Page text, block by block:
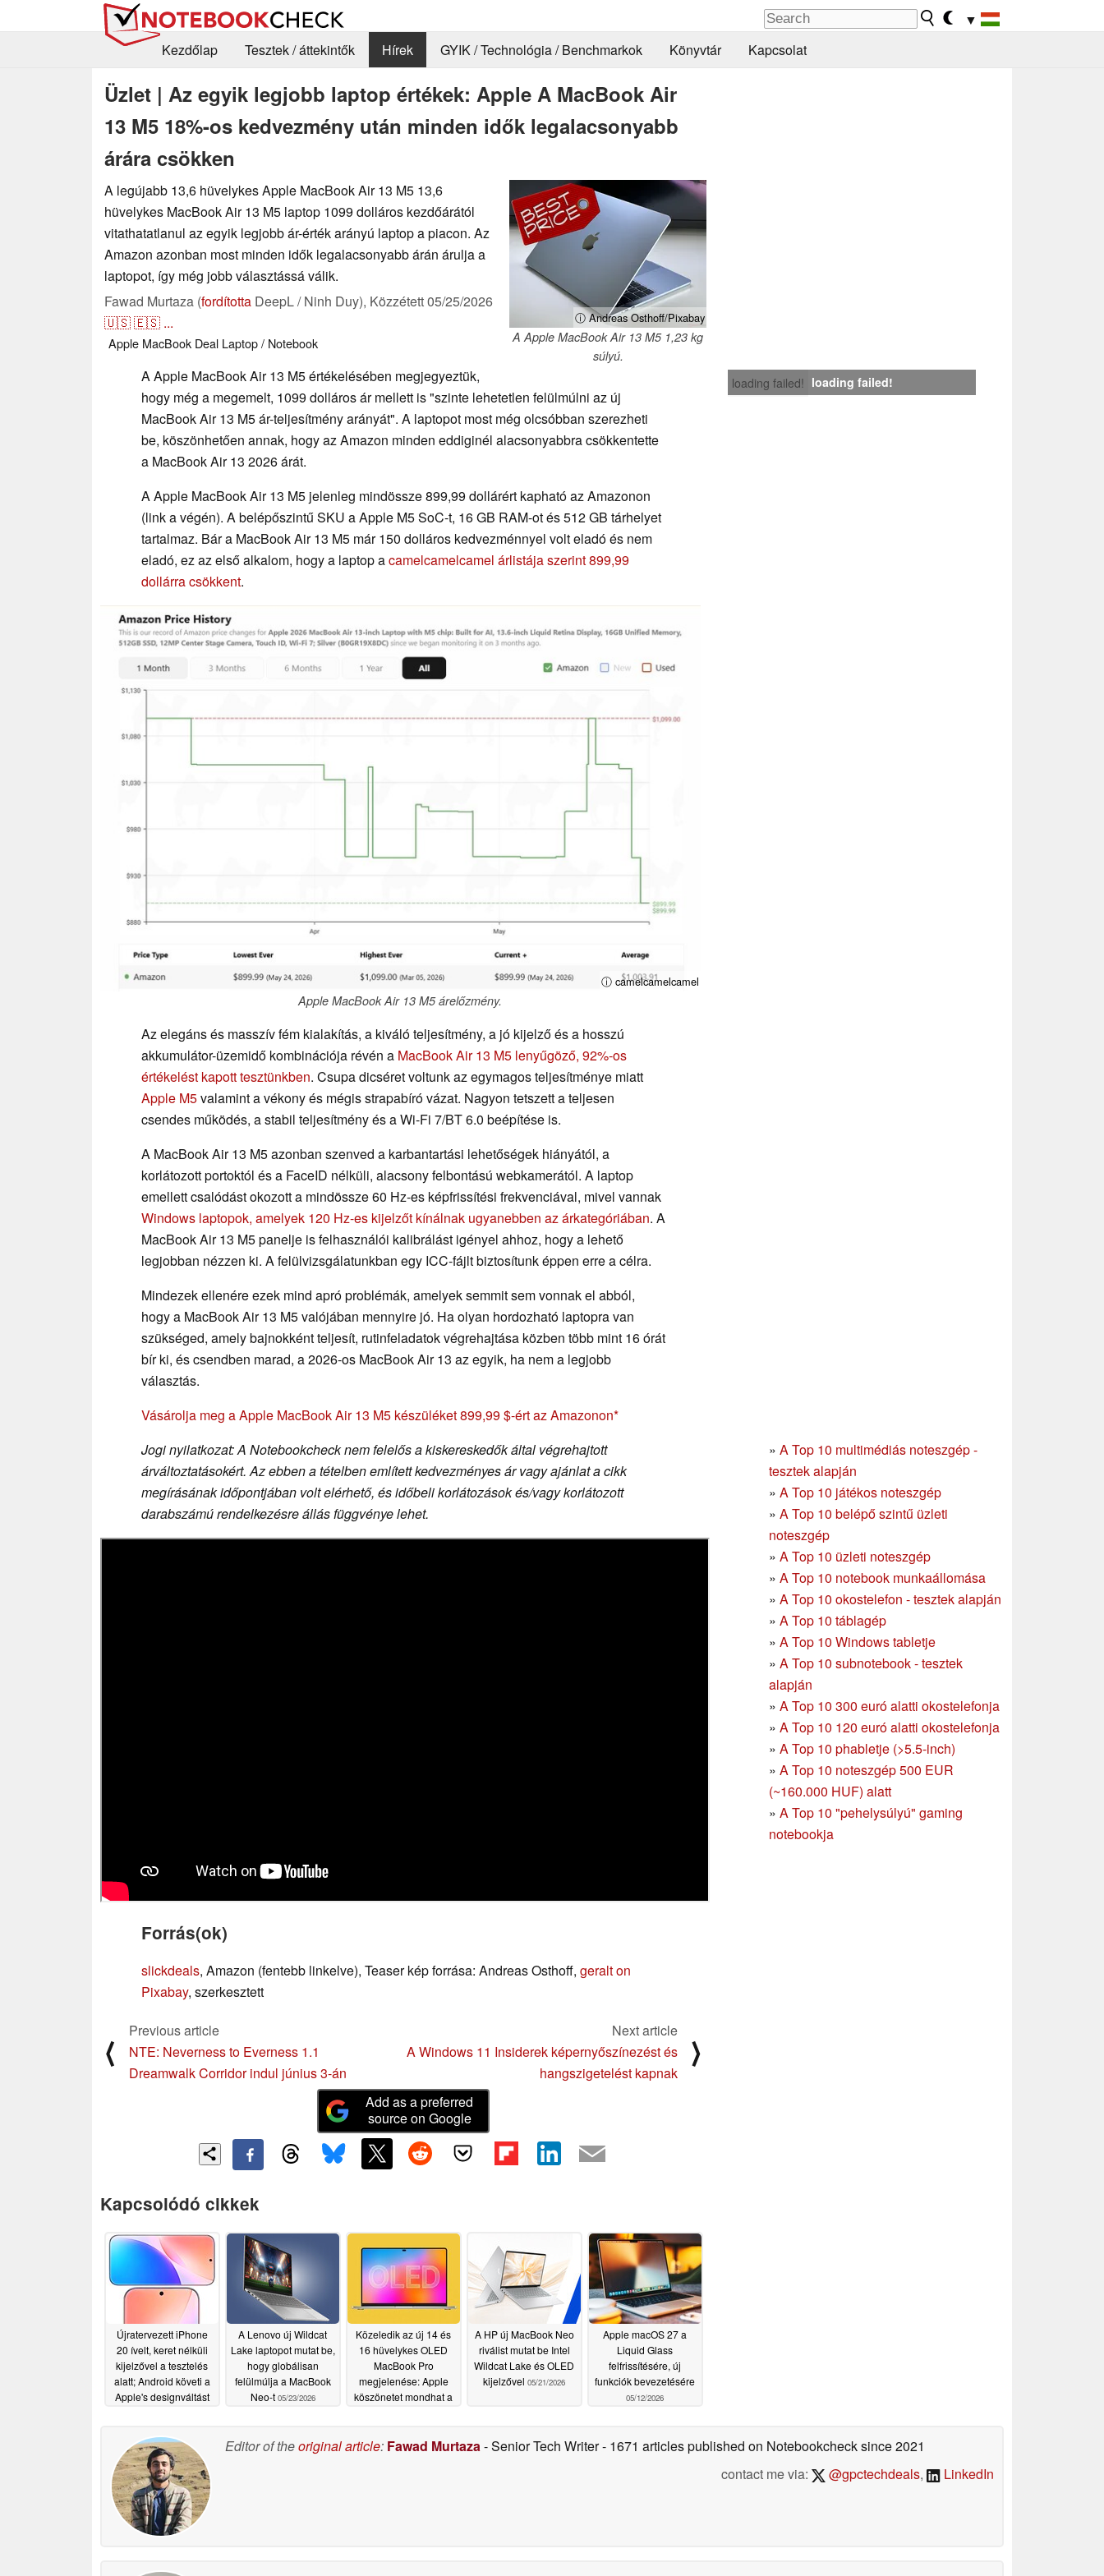
▼
Kezdőlap
Tesztek / áttekintők Hírek GYIK / Technológia / Benchmarkok Könyvtár Kapcsolat
Üzlet | Az egyik legjobb laptop értékek: Apple A MacBook Air
13 M5 18%-os kedvezmény után minden idők legalacsonyabb
árára csökken
ⓘ Andreas Osthoff/Pixabay
A Apple MacBook Air 13 M5 1,23 kg
súlyú.
A legújabb 13,6 hüvelykes Apple MacBook Air 13 M5 13,6
hüvelykes MacBook Air 13 M5 laptop 1099 dolláros kezdőárától
vitathatatlanul az egyik legjobb ár-érték arányú laptop a piacon. Az
Amazon azonban most minden idők legalacsonyabb árán árulja a
laptopot, így még jobb választássá válik.
Fawad Murtaza (fordította DeepL / Ninh Duy), Közzétett05/25/2026
🇺🇸🇪🇸 ...
Apple MacBook Deal Laptop / Notebook
loading failed! loading failed!
A Apple MacBook Air 13 M5 értékelésében megjegyeztük,
hogy még a megemelt, 1099 dolláros ár mellett is "szinte lehetetlen felülmúlni az új
MacBook Air 13 M5 ár-teljesítmény arányát". A laptopot most még olcsóbban szerezheti
be, köszönhetően annak, hogy az Amazon minden eddiginél alacsonyabbra csökkentette
a MacBook Air 13 2026 árát.
A Apple MacBook Air 13 M5 jelenleg mindössze 899,99 dollárért kapható az Amazonon
(link a végén). A belépőszintű SKU a Apple M5 SoC-t, 16 GB RAM-ot és 512 GB tárhelyet
tartalmaz. Bár a MacBook Air 13 M5 már 150 dolláros kedvezménnyel volt eladó és nem
eladó, ez az első alkalom, hogy a laptop acamelcamelcamel árlistája szerint 899,99
dollárra csökkent.
ⓘ camelcamelcamel
Apple MacBook Air 13 M5 árelőzmény.
Az elegáns és masszív fém kialakítás, a kiváló teljesítmény, a jó kijelző és a hosszú
akkumulátor-üzemidő kombinációja révén a MacBook Air 13 M5 lenyűgöző, 92%-os
értékelést kapott tesztünkben. Csupa dicséret voltunk az egymagos teljesítménye miatt
Apple M5valamint a vékony és mégis strapabíró vázat. Nagyon tetszett a teljesen
csendes működés, a stabil teljesítmény és a Wi-Fi 7/BT 6.0 beépítése is.
A MacBook Air 13 M5 azonban szenved a karbantartási lehetőségek hiányától, a
korlátozott portoktól és a FaceID nélküli, alacsony felbontású webkamerától. A laptop
emellett csalódást okozott a mindössze 60 Hz-es képfrissítési frekvenciával, mivel vannak
Windows laptopok, amelyek 120 Hz-es kijelzőt kínálnak ugyanebben az árkategóriában. A
MacBook Air 13 M5 panelje is felhasználói kalibrálást igényel ahhoz, hogy a lehető
legjobban nézzen ki. A felülvizsgálatunkban egy ICC-fájlt biztosítunk éppen erre a célra.
Mindezek ellenére ezek mind apró problémák, amelyek semmit sem vonnak el abból,
hogy a MacBook Air 13 M5 valójában mennyire jó. Ha olyan hordozható laptopra van
szükséged, amely bajnokként teljesít, rutinfeladatok végrehajtása közben több mint 16 órát
bír ki, és csendben marad, a 2026-os MacBook Air 13 az egyik, ha nem a legjobb
választás.
Vásárolja meg a Apple MacBook Air 13 M5 készüléket 899,99 $-ért az Amazonon
» A Top 10 multimédiás noteszgép -
tesztek alapján
» A Top 10 játékos noteszgép
» A Top 10 belépő szintű üzleti
noteszgép
» A Top 10 üzleti noteszgép
» A Top 10 notebook munkaállomása
» A Top 10 okostelefon - tesztek alapján
» A Top 10 táblagép
» A Top 10 Windows tabletje
» A Top 10 subnotebook - tesztek
alapján
» A Top 10 300 euró alatti okostelefonja
» A Top 10 120 euró alatti okostelefonja
» A Top 10 phabletje (>5.5-inch)
» A Top 10 noteszgép 500 EUR
(~160.000 HUF) alatt
» A Top 10 "pehelysúlyú" gaming
notebookja
Jogi nyilatkozat: A Notebookcheck nem felelős a kiskereskedők által végrehajtott
árváltoztatásokért. Az ebben a tételben említett kedvezményes ár vagy ajánlat a cikk
megírásának időpontjában volt elérhető, és időbeli korlátozások és/vagy korlátozott
darabszámú rendelkezésre állás függvénye lehet.
Forrás(ok)
slickdeals, Amazon (fentebb linkelve), Teaser kép forrása: Andreas Osthoff, geralt on
Pixabay, szerkesztett
⟨
Previous article
NTE: Neverness to Everness 1.1
Dreamwalk Corridor indul június 3-án
Next article
A Windows 11 Insiderek képernyőszínezést és
hangszigetelést kapnak
⟩
Add as a preferred
source on Google
Kapcsolódó cikkek
Újratervezett iPhone
20 ívelt, keret nélküli
kijelzővel a tesztelés
alatt; Android követi a
Apple's designváltást
A Lenovo új Wildcat
Lake laptopot mutat be,
hogy globálisan
felülmúlja a MacBook
Neo-t 05/23/2026
Közeledik az új 14 és
16 hüvelykes OLED
MacBook Pro
megjelenése: Apple
köszönetet mondhat a
A HP új MacBook Neo
riválist mutat be Intel
Wildcat Lake és OLED
kijelzővel 05/21/2026
Apple macOS 27 a
Liquid Glass
felfrissítésére, új
funkciók bevezetésére
05/12/2026
Editor of theoriginal article: Fawad Murtaza- Senior Tech Writer- 1671 articles published on Notebookchecksince 2021
contact me via:
@gpctechdeals, LinkedIn